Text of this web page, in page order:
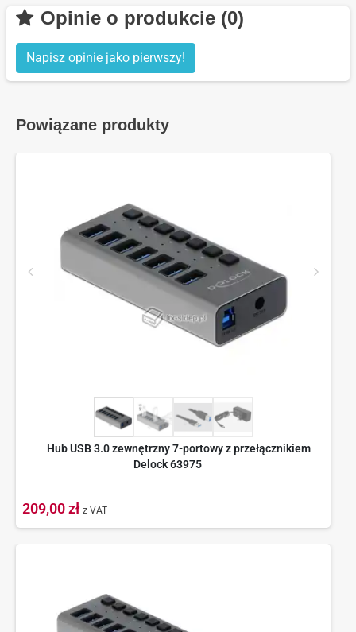
Opinie o produkcie (0)
Napisz opinie jako pierwszy!
Powiązane produkty
Hub USB 3.0 zewnętrzny 7-portowy z przełącznikiem
Delock 63975
209,00 zł z VAT